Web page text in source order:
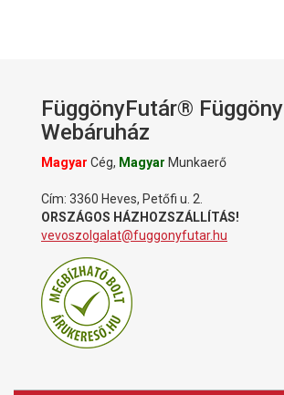
FüggönyFutár® Függöny
Webáruház
Magyar Cég, Magyar Munkaerő
Cím: 3360 Heves, Petőfi u. 2.
ORSZÁGOS HÁZHOZSZÁLLÍTÁS!
vevoszolgalat@fuggonyfutar.hu